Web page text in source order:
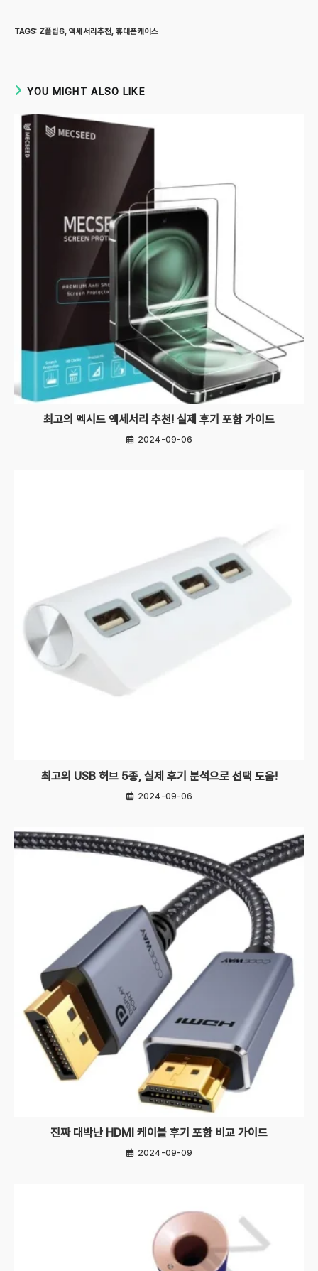
TAGS: Z플립6, 액세서리추천, 휴대폰케이스
YOU MIGHT ALSO LIKE
최고의 멕시드 액세서리 추천! 실제 후기 포함 가이드
2024-09-06
최고의 USB 허브 5종, 실제 후기 분석으로 선택 도움!
2024-09-06
진짜 대박난 HDMI 케이블 후기 포함 비교 가이드
2024-09-09